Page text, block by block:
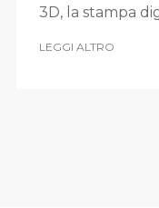
3D, la stampa
LEGGI ALTRO